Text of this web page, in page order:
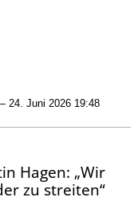
24. Juni 2026 19:48
Hagen: „Wir
zu streiten“